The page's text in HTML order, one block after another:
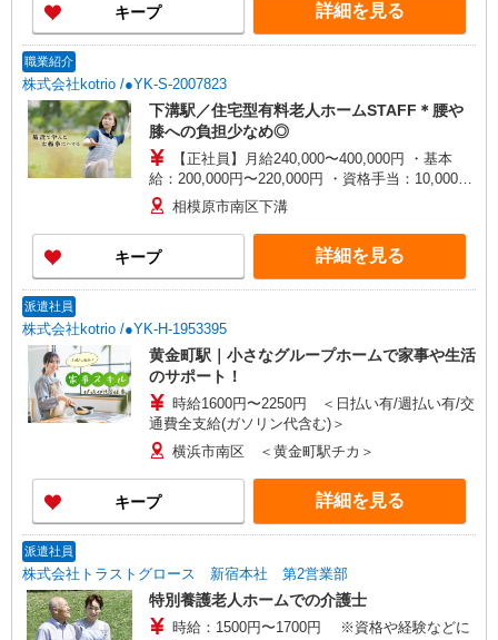
キープ 詳細を見る
職業紹介
株式会社kotrio /●YK-S-2007823
下溝駅／住宅型有料老人ホームSTAFF＊腰や
膝への負担少なめ◎
【正社員】月給240,000〜400,000円 ・基本
給：200,000円〜220,000円 ・資格手当：10,000〜
30,000円 ・役職手当：10,000〜70,000円 ・処遇改
善手当：20,000〜60,000円（勤続年数、保有資格
により変動） ・固定残業手当：20,000円（10時
間） ※固定残業時間を超過する場合には超過勤務
手当として別途支給 ・夜勤手当：10,000円/1回
歓迎 ・認知症介護基礎研修 ・初任者研修 ・実務
者研修 ・介護福祉士 など
相模原市南区下溝
キープ 詳細を見る
派遣社員
株式会社kotrio /●YK-H-1953395
黄金町駅｜小さなグループホームで家事や生活
のサポート！
時給1600円〜2250円 ＜日払い有/週払い有/交
通費全支給(ガソリン代含む)＞
横浜市南区 ＜黄金町駅チカ＞
キープ 詳細を見る
派遣社員
株式会社トラストグロース 新宿本社 第2営業部
特別養護老人ホームでの介護士
時給：1500円〜1700円 ※資格や経験などに